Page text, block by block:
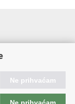
Ne prihvaćam
Ne prihvaćam